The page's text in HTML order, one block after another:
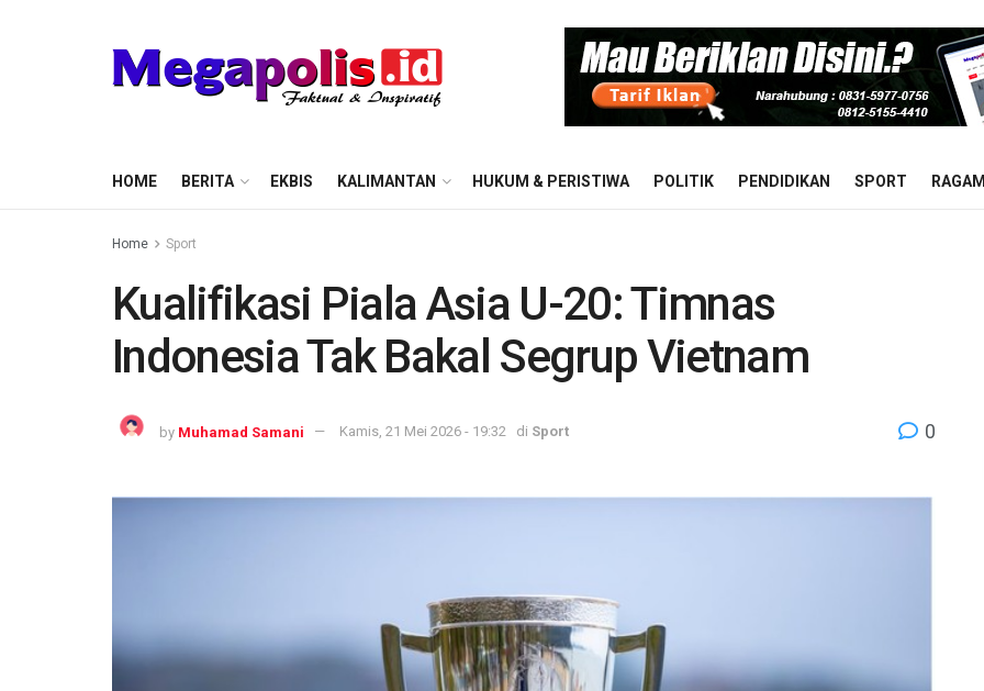
HOME BERITA EKBIS KALIMANTAN HUKUM & PERISTIWA POLITIK PENDIDIKAN SPORT RAGAM
Home Sport
Kualifikasi Piala Asia U-20: Timnas
Indonesia Tak Bakal Segrup Vietnam
by Muhamad Samani Kamis, 21 Mei 2026 - 19:32 di Sport 0